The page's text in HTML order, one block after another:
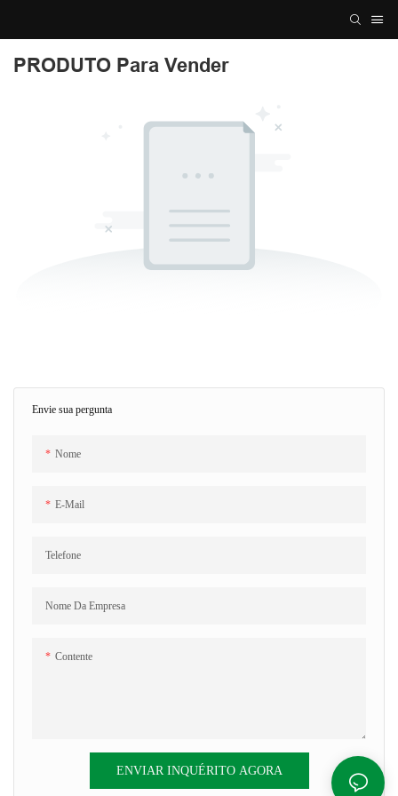
PRODUTO Para Vender
Envie sua pergunta
Nome
E-Mail
Telefone
Nome Da Empresa
Contente
ENVIAR INQUÉRITO AGORA